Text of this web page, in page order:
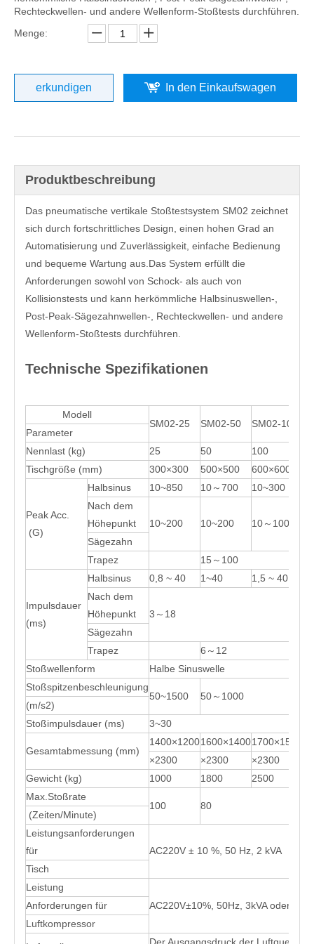
Rechteckwellen- und andere Wellenform-Stoßtests durchführen.
Menge:
erkundigen In den Einkaufswagen
Produktbeschreibung
Das pneumatische vertikale Stoßtestsystem SM02 zeichnet
sich durch fortschrittliches Design, einen hohen Grad an
Automatisierung und Zuverlässigkeit, einfache Bedienung
und bequeme Wartung aus.Das System erfüllt die
Anforderungen sowohl von Schock- als auch von
Kollisionstests und kann herkömmliche Halbsinuswellen-,
Post-Peak-Sägezahnwellen-, Rechteckwellen- und andere
Wellenform-Stoßtests durchführen.
Technische Spezifikationen
Modell
SM02-25
SM02-50 SM02-100
Parameter
Nennlast (kg)
25 50 100
Tischgröße (mm)
300×300 500×500 600×600
Peak Acc.
(G)
Halbsinus 10~850 10～700 10~300
Nach dem
Höhepunkt
10~200 10~200 10～100
Sägezahn
Trapez
15～100
Impulsdauer
(ms)
Halbsinus 0,8 ~ 40 1~40 1,5 ~ 40
Nach dem
Höhepunkt
3～18
Sägezahn
Trapez
6～12
Stoßwellenform
Halbe Sinuswelle
Stoßspitzenbeschleunigung
50~1500
50～1000
(m/s2)
Stoßimpulsdauer (ms)
3~30
Gesamtabmessung (mm)
1400×12001600×14001700×1500
×2300
×2300 ×2300
Gewicht (kg)
1000 1800 2500
Max.Stoßrate
100
80
(Zeiten/Minute)
Leistungsanforderungen
für
AC220V ± 10 %, 50 Hz, 2 kVA
Tisch
Leistung
AC220V±10%, 50Hz, 3kVA oder
Anforderungen für
Luftkompressor